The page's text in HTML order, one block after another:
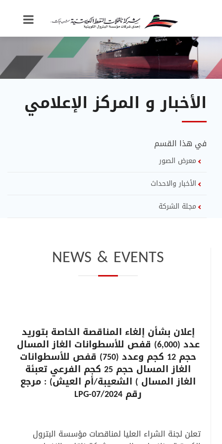
الأخبار و المركز الإعلامي
في هذا القسم
معرض الصور
الأخبار والاحداث
مجلة الشركة
NEWS & EVENTS
إعلان بشأن إلغاء المناقصة الخاصة بتوريد
عدد (6,000) قفص للأسطوانات الغاز المسال
حجم 12 كجم وعدد (750) قفص للأسطوانات
الغاز المسال حجم 25 كجم الفرعي تعبئة
الغاز المسال ) الشعيبة/أم العيش) : مرجع
رقم LPG-07/2024
تعلن لجنة الشراء العليا لمناقصات مؤسسة البترول